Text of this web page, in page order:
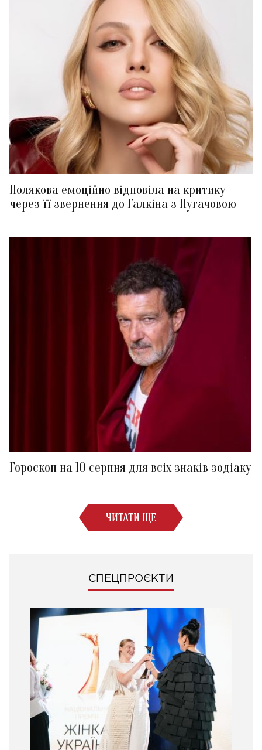
Полякова емоційно відповіла на критику
через її звернення до Галкіна з Пугачовою
Гороскоп на 10 серпня для всіх знаків зодіаку
ЧИТАТИ ЩЕ
СПЕЦПРОЄКТИ